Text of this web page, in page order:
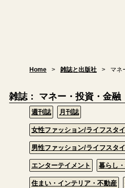
Home 雑誌と出版社 マネ
雑誌： マネー・投資・金融
週刊誌 月刊誌
女性ファッション/ライフスタ
男性ファッション/ライフスタ
エンターテイメント 暮らし
住まい・インテリア・不動産